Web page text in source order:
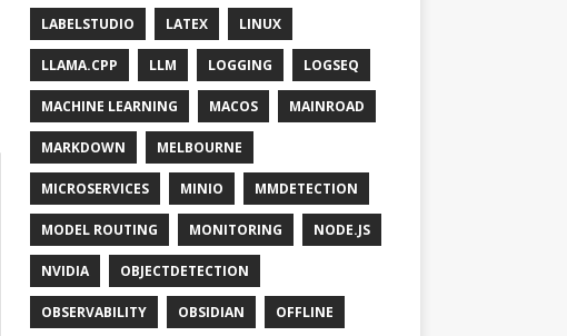
LABELSTUDIO LATEX LINUX
LLAMA.CPP LLM LOGGING LOGSEQ
MACHINE LEARNING MACOS MAINROAD
MARKDOWN MELBOURNE
MICROSERVICES MINIO MMDETECTION
MODEL ROUTING MONITORING NODE.JS
NVIDIA OBJECTDETECTION
OBSERVABILITY OBSIDIAN OFFLINE